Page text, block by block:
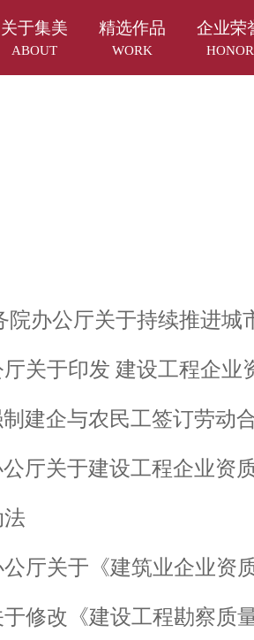
关于集美
ABOUT
精选作品
WORK
企业荣
HONOR
院办公厅关于持续推进城
关于印发 建设工程企业
建企与农民工签订劳动
厅关于建设工程企业资
厅关于《建筑业企业资
修改《建设工程勘察质